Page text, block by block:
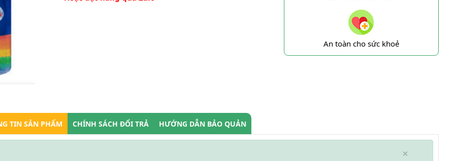
An toàn cho sức khoẻ
TIN SẢN PHẨM CHÍNH SÁCH ĐỔI TRẢ HƯỚNG DẪN BẢO QUẢN
×